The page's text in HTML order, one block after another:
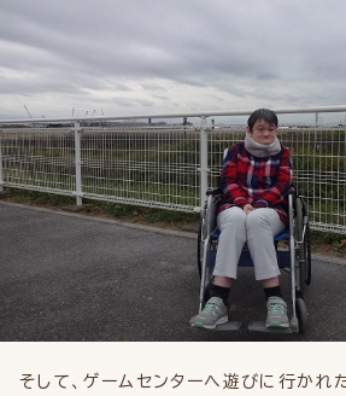
そして、ゲームセンターへ遊びに行かれ